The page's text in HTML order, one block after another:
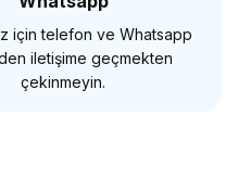
için telefon ve Whatsapp
iletişime geçmekten
çekinmeyin.